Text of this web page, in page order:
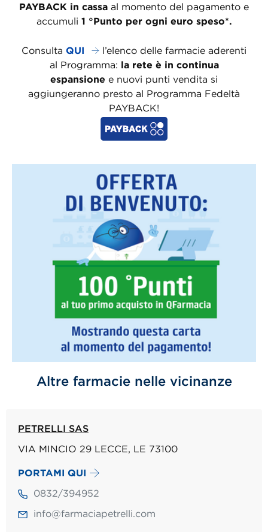
PAYBACK in cassa al momento del pagamento e
accumuli 1 °Punto per ogni euro speso*.
Consulta QUI
l’elenco delle farmacie aderenti
al Programma: la rete è in continua
espansione e nuovi punti vendita si
aggiungeranno presto al Programma Fedeltà
PAYBACK!
Altre farmacie nelle vicinanze
PETRELLI SAS
VIA MINCIO 29 LECCE, LE 73100
PORTAMI QUI
0832/394952
info@farmaciapetrelli.com